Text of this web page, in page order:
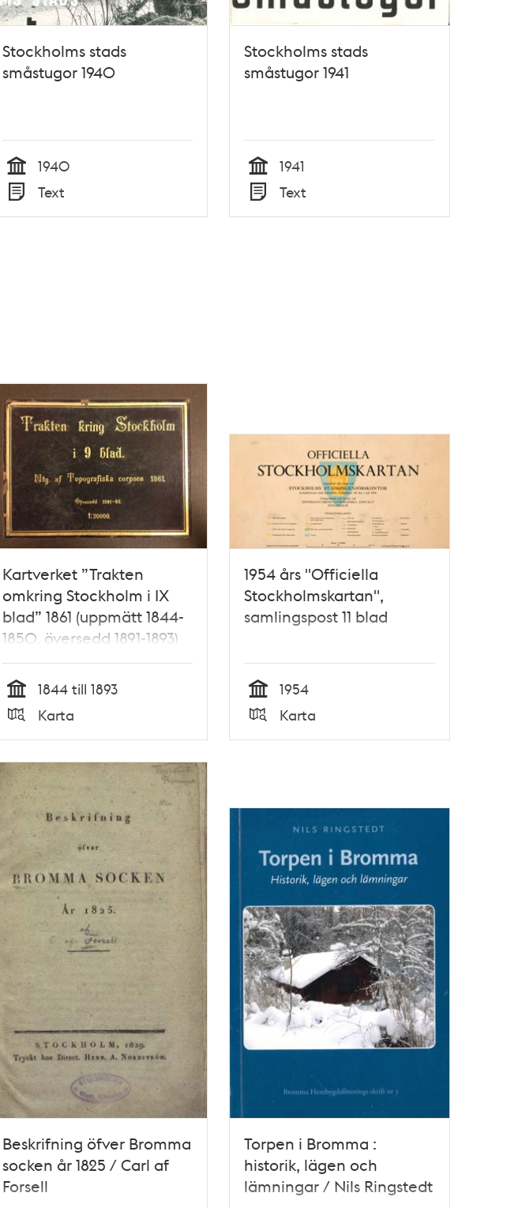
Stockholms stads
småstugor 1940
Tid
1940
Text
Stockholms stads
småstugor 1941
Tid
1941
Text
Kartverket ”Trakten
omkring Stockholm i IX
blad” 1861 (uppmätt 1844-
1850, översedd 1891-1893)
Tid
1844 till 1893
Typ
Karta
1954 års "Officiella
Stockholmskartan",
samlingspost 11 blad
Tid
1954
Typ
Karta
Beskrifning öfver Bromma
socken år 1825 / Carl af
Forsell
Torpen i Bromma :
historik, lägen och
lämningar / Nils Ringstedt